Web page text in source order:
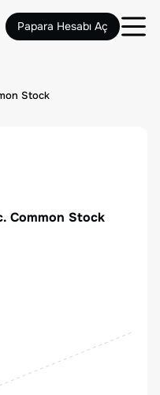
Papara Hesabı Aç
Stock
Common Stock